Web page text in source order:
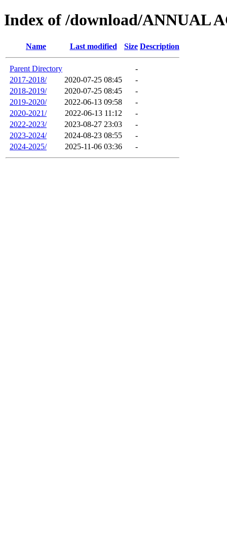
Index of /download/ANNUAL
Name Last modified Size Description
Parent Directory
-
2017-2018/
2020-07-25 08:45
-
2018-2019/
2020-07-25 08:45
-
2019-2020/
2022-06-13 09:58
-
2020-2021/
2022-06-13 11:12
-
2022-2023/
2023-08-27 23:03
-
2023-2024/
2024-08-23 08:55
-
2024-2025/
2025-11-06 03:36 -